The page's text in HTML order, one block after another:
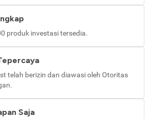
produk investasi tersedia.
telah berizin dan diawasi oleh Otoritas
Saja